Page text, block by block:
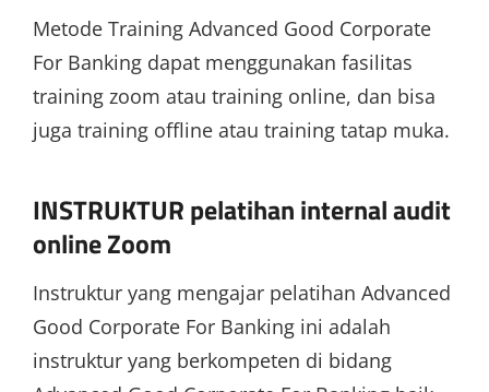
Metode Training Advanced Good Corporate
For Banking dapat menggunakan fasilitas
training zoom atau training online, dan bisa
juga training offline atau training tatap muka.
INSTRUKTUR pelatihan internal audit
online Zoom
Instruktur yang mengajar pelatihan Advanced
Good Corporate For Banking ini adalah
instruktur yang berkompeten di bidang